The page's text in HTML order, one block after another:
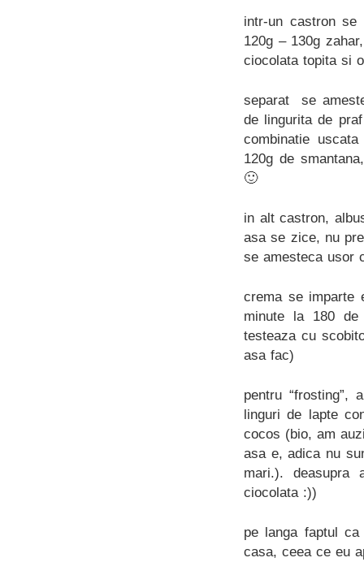
intr-un castron
120g – 130g
ciocolata topita si
separat se
de lingurita de
combinatie
120g de
🙂
in alt castron,
asa se zice, nu
se amesteca usor
crema se imparte
minute la 180 de
testeaza cu
asa fac)
pentru
linguri de lapte
cocos (bio, am
asa e, adica nu
mari.). deasupra
ciocolata :))
pe langa faptul
casa, ceea ce eu